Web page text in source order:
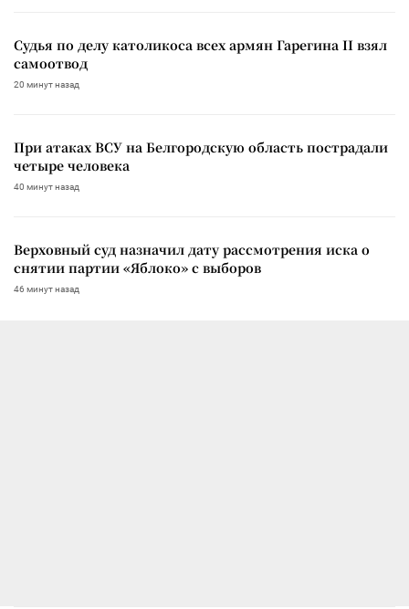
Судья по делу католикоса всех армян Гарегина II взял
самоотвод
20 минут назад
При атаках ВСУ на Белгородскую область пострадали
четыре человека
40 минут назад
Верховный суд назначил дату рассмотрения иска о
снятии партии «Яблоко» с выборов
46 минут назад